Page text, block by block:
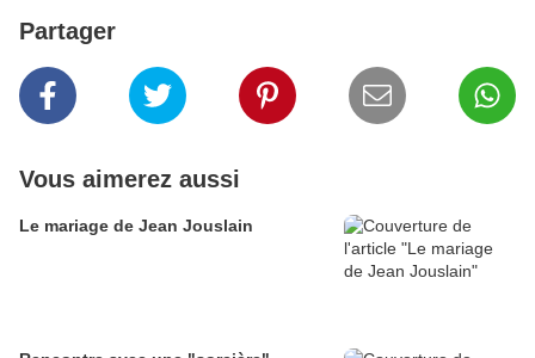
Partager
Vous aimerez aussi
Le mariage de Jean Jouslain